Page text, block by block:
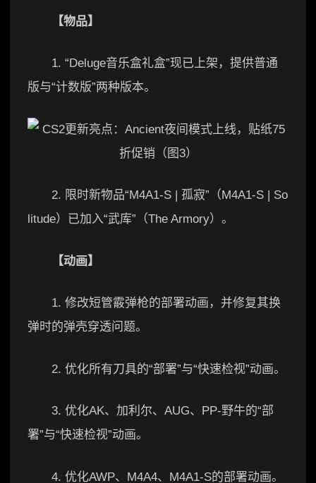
【物品】
1. “Deluge音乐盒礼盒”现已上架，提供普通
版与“计数版”两种版本。
2. 限时新物品“M4A1-S | 孤寂”（M4A1-S | So
litude）已加入“武库”（The Armory）。
【动画】
1. 修改短管霰弹枪的部署动画，并修复其换
弹时的弹壳穿透问题。
2. 优化所有刀具的“部署”与“快速检视”动画。
3. 优化AK、加利尔、AUG、PP-野牛的“部
署”与“快速检视”动画。
4. 优化AWP、M4A4、M4A1-S的部署动画。